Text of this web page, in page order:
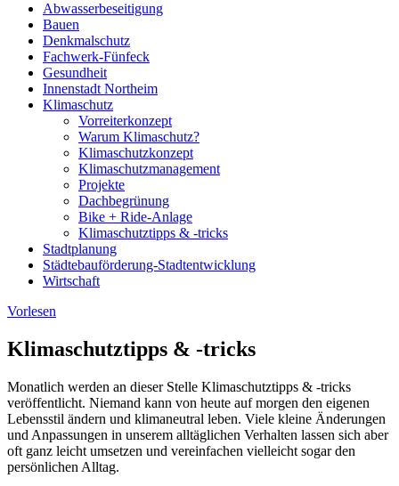
Abwasserbeseitigung
Bauen
Denkmalschutz
Fachwerk-Fünfeck
Gesundheit
Innenstadt Northeim
Klimaschutz
Vorreiterkonzept
Warum Klimaschutz?
Klimaschutzkonzept
Klimaschutzmanagement
Projekte
Dachbegrünung
Bike + Ride-Anlage
Klimaschutztipps & -tricks
Stadtplanung
Städtebauförderung-Stadtentwicklung
Wirtschaft
Vorlesen
Klimaschutztipps & -tricks
Monatlich werden an dieser Stelle Klimaschutztipps & -tricks
veröffentlicht. Niemand kann von heute auf morgen den eigenen
Lebensstil ändern und klimaneutral leben. Viele kleine Änderungen
und Anpassungen in unserem alltäglichen Verhalten lassen sich aber
oft ganz leicht umsetzen und vereinfachen vielleicht sogar den
persönlichen Alltag.